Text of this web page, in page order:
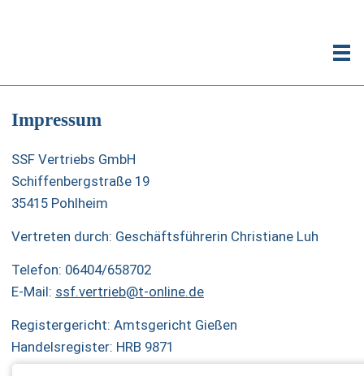
Impressum
SSF Vertriebs GmbH
Schiffenbergstraße 19
35415 Pohlheim
Vertreten durch: Geschäftsführerin Christiane Luh
Telefon: 06404/658702
E-Mail: ssf.vertrieb@t-online.de
Registergericht: Amtsgericht Gießen
Handelsregister: HRB 9871